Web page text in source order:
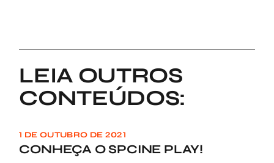
LEIA OUTROS
CONTEÚDOS:
1 DE OUTUBRO DE 2021
CONHEÇA O SPCINE PLAY!